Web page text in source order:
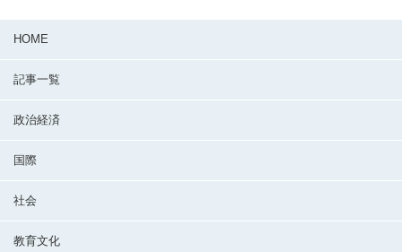
HOME
記事一覧
政治経済
国際
社会
教育文化